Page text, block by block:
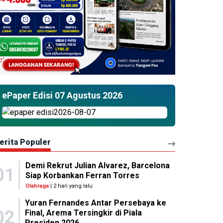
ePaper Edisi 07 Agustus 2026
Populer
Demi Rekrut Julian Alvarez, Barcelona
Siap Korbankan Ferran Torres
Olahraga| 2 hari yang lalu
Yuran Fernandes Antar Persebaya ke
Final, Arema Tersingkir di Piala